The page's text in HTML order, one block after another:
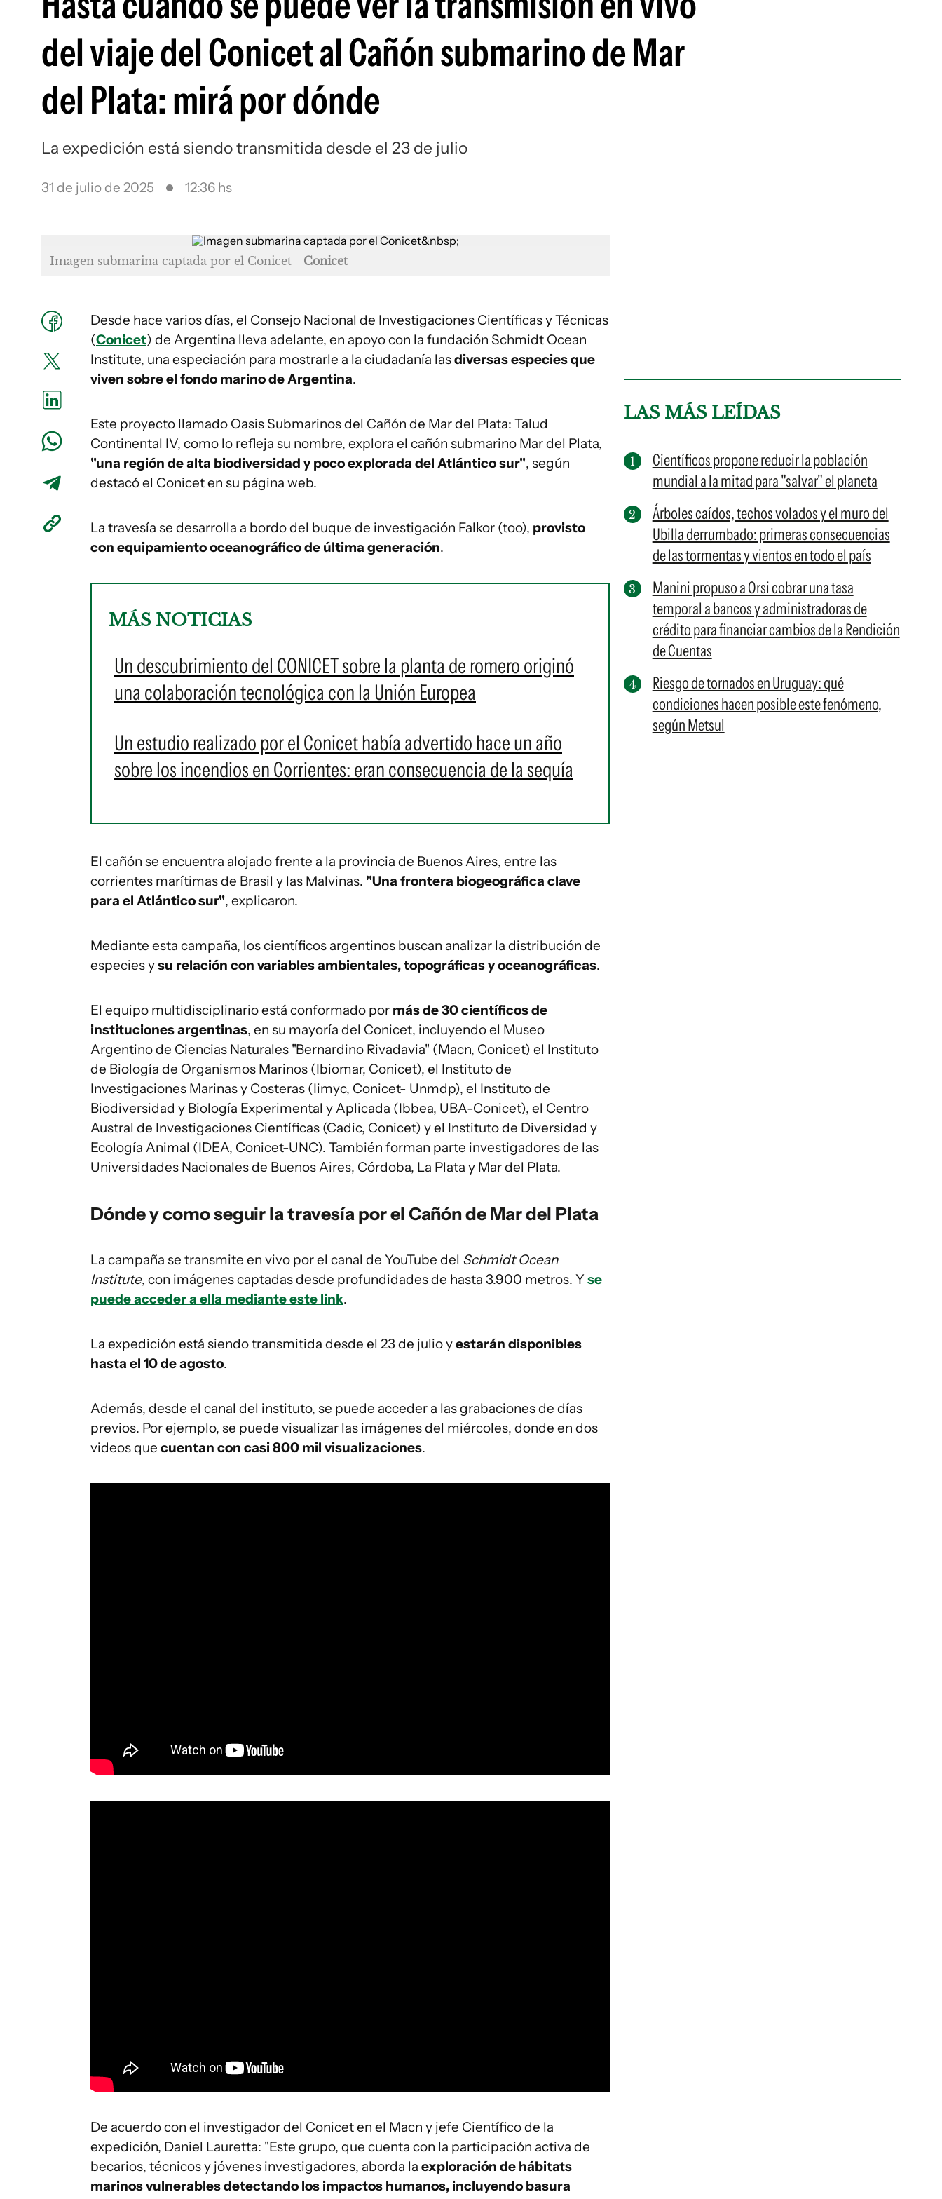
del viaje del Conicet al Cañón submarino de Mar
del Plata: mirá por dónde
La expedición está siendo transmitida desde el 23 de julio
31 de julio de 2025 12:36 hs
Imagen submarina captada por el Conicet Conicet
Desde hace varios días, el Consejo Nacional de Investigaciones Científicas y Técnicas
(Conicet) de Argentina lleva adelante, en apoyo con la fundación Schmidt Ocean
Institute, una especiación para mostrarle a la ciudadanía lasdiversas especies que
viven sobre el fondo marino de Argentina.
Este proyecto llamado Oasis Submarinos del Cañón de Mar del Plata: Talud
Continental IV, como lo refleja su nombre, explora el cañón submarino Mar del Plata,
"una región de alta biodiversidad y poco explorada del Atlántico sur", según
destacó el Conicet en su página web.
La travesía se desarrolla a bordo del buque de investigación Falkor (too), provisto
con equipamiento oceanográfico de última generación.
MÁS NOTICIAS
Un descubrimiento del CONICET sobre la planta de romero originó
una colaboración tecnológica con la Unión Europea
Un estudio realizado por el Conicet había advertido hace un año
sobre los incendios en Corrientes: eran consecuencia de la sequía
El cañón se encuentra alojado frente a la provincia de Buenos Aires, entre las
corrientes marítimas de Brasil y las Malvinas. "Una frontera biogeográfica clave
para el Atlántico sur", explicaron.
Mediante esta campaña, los científicos argentinos buscan analizar la distribución de
especies ysu relación con variables ambientales, topográficas y oceanográficas.
El equipo multidisciplinario está conformado por más de 30 científicos de
instituciones argentinas, en su mayoría del Conicet, incluyendo el Museo
Argentino de Ciencias Naturales "Bernardino Rivadavia" (Macn, Conicet) el Instituto
de Biología de Organismos Marinos (Ibiomar, Conicet), el Instituto de
Investigaciones Marinas y Costeras (Iimyc, Conicet- Unmdp), el Instituto de
Biodiversidad y Biología Experimental y Aplicada (Ibbea, UBA-Conicet), el Centro
Austral de Investigaciones Científicas (Cadic, Conicet) y el Instituto de Diversidad y
Ecología Animal (IDEA, Conicet-UNC). También forman parte investigadores de las
Universidades Nacionales de Buenos Aires, Córdoba, La Plata y Mar del Plata.
Dónde y como seguir la travesía por el Cañón de Mar del Plata
La campaña se transmite en vivo por el canal de YouTube del Schmidt Ocean
Institute, con imágenes captadas desde profundidades de hasta 3.900 metros. Yse
puede acceder a ella mediante este link.
La expedición está siendo transmitida desde el 23 de julio yestarán disponibles
hasta el 10 de agosto.
Además, desde el canal del instituto, se puede acceder a las grabaciones de días
previos. Por ejemplo, se puede visualizar las imágenes del miércoles, donde en dos
videos que cuentan con casi 800 mil visualizaciones.
De acuerdo con el investigador del Conicet en el Macn y jefe Científico de la
expedición, Daniel Lauretta: "Este grupo, que cuenta con la participación activa de
becarios, técnicos y jóvenes investigadores, aborda la exploración de hábitats
marinos vulnerables detectando los impactos humanos, incluyendo basura
LAS MÁS LEÍDAS
Científicos propone reducir la población
mundial a la mitad para "salvar" el planeta
Árboles caídos, techos volados y el muro del
Ubilla derrumbado: primeras consecuencias
de las tormentas y vientos en todo el país
Manini propuso a Orsi cobrar una tasa
temporal a bancos y administradoras de
crédito para financiar cambios de la Rendición
de Cuentas
Riesgo de tornados en Uruguay: qué
condiciones hacen posible este fenómeno,
según Metsul